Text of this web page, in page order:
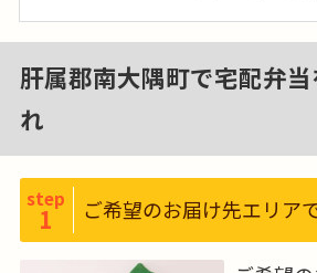
齢者施設で培った
し開発した完全調
「食楽膳」を全国
態をお食事で楽し
ることをコンセプ
「食楽膳プラス」
ます。栄養バラン
肝属郡南大隅町で宅配弁
れ
step
1 ご希望のお届け先エリア